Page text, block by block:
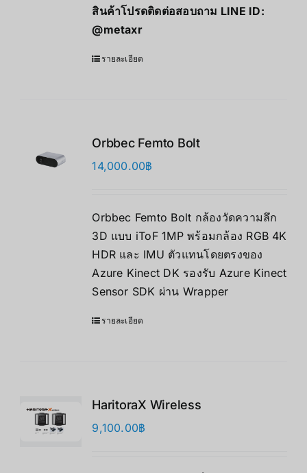
สินค้าโปรดติดต่อสอบถาม LINE ID:
@metaxr
รายละเอียด
Orbbec Femto Bolt
14,000.00฿
Orbbec Femto Bolt กล้องวัดความลึก
3D แบบ iToF 1MP พร้อมกล้อง RGB 4K
HDR และ IMU ตัวแทนโดยตรงของ
Azure Kinect DK รองรับ Azure Kinect
Sensor SDK ผ่าน Wrapper
รายละเอียด
HaritoraX Wireless
9,100.00฿